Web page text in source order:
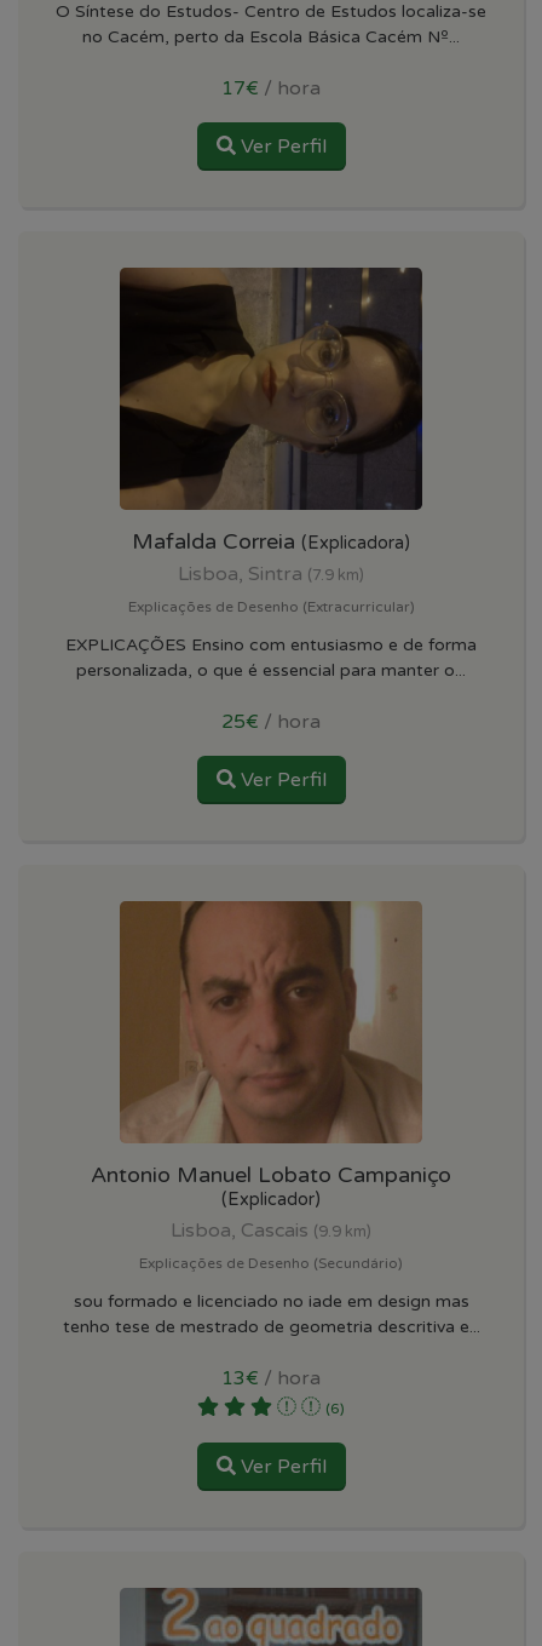
O Síntese do Estudos- Centro de Estudos localiza-se
no Cacém, perto da Escola Básica Cacém Nº...
17€ / hora
Ver Perfil
Mafalda Correia (Explicadora)
Lisboa, Sintra (7.9 km)
Explicações de Desenho (Extracurricular)
EXPLICAÇÕES Ensino com entusiasmo e de forma
personalizada, o que é essencial para manter o...
25€ / hora
Ver Perfil
Antonio Manuel Lobato Campaniço
(Explicador)
Lisboa, Cascais (9.9 km)
Explicações de Desenho (Secundário)
sou formado e licenciado no iade em design mas
tenho tese de mestrado de geometria descritiva e...
13€ / hora
(6)
Ver Perfil